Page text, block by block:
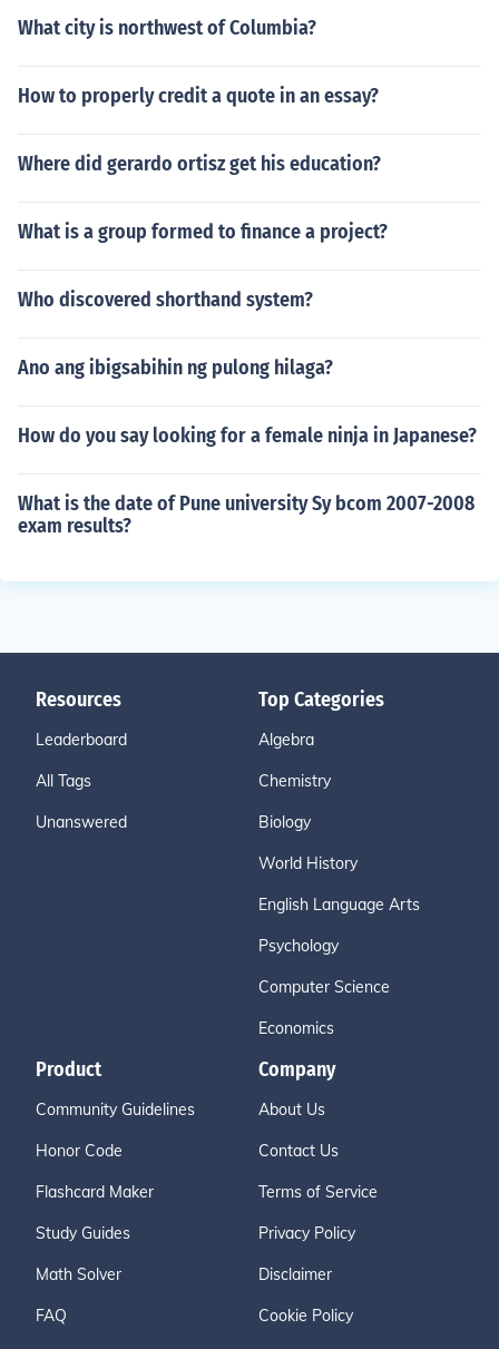
What city is northwest of Columbia?
How to properly credit a quote in an essay?
Where did gerardo ortisz get his education?
What is a group formed to finance a project?
Who discovered shorthand system?
Ano ang ibigsabihin ng pulong hilaga?
How do you say looking for a female ninja in Japanese?
What is the date of Pune university Sy bcom 2007-2008
exam results?
Resources
Leaderboard
All Tags
Unanswered
Top Categories
Algebra
Chemistry
Biology
World History
English Language Arts
Psychology
Computer Science
Economics
Product
Community Guidelines
Honor Code
Flashcard Maker
Study Guides
Math Solver
FAQ
Company
About Us
Contact Us
Terms of Service
Privacy Policy
Disclaimer
Cookie Policy